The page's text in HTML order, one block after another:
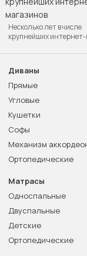
Несколько лет в числе
крупнейших
Диваны
Прямые
Угловые
Кушетки
Софы
Механизм
Ортопедические
Матрасы
Односпальные
Двуспальные
Детские
Ортопедические